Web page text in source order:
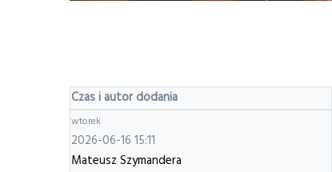
Czas i autor dodania
wtorek
2026-06-16 15:11
Mateusz Szymandera